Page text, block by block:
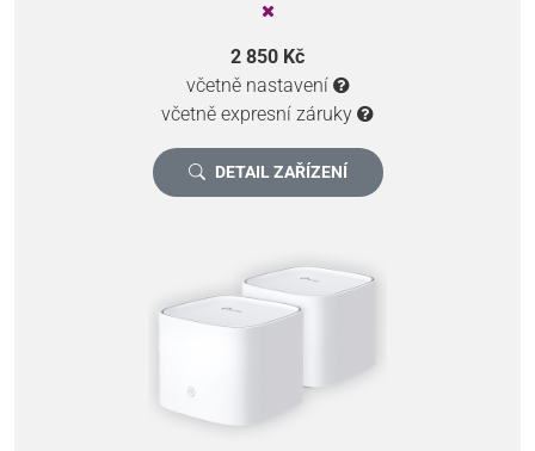
2 850 Kč
včetně nastavení
včetně expresní záruky
DETAIL ZAŘÍZENÍ